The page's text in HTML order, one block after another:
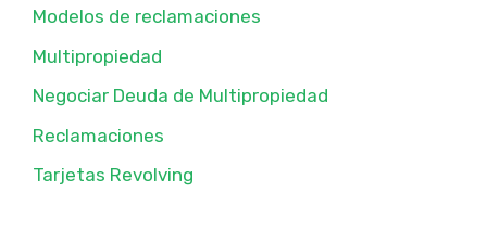
Modelos de reclamaciones
Multipropiedad
Negociar Deuda de Multipropiedad
Reclamaciones
Tarjetas Revolving